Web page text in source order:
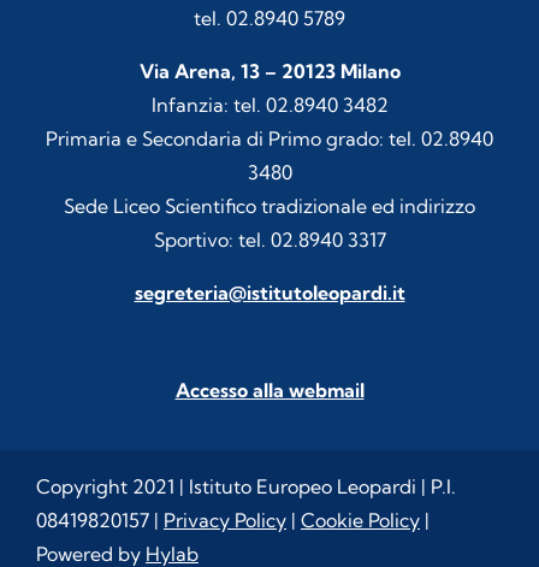
tel. 02.8940 5789
Via Arena, 13 – 20123 Milano
Infanzia: tel. 02.8940 3482
Primaria e Secondaria di Primo grado: tel. 02.8940
3480
Sede Liceo Scientifico tradizionale ed indirizzo
Sportivo: tel. 02.8940 3317
segreteria@istitutoleopardi.it
Accesso alla webmail
Copyright 2021 | Istituto Europeo Leopardi | P.I.
08419820157 | Privacy Policy| Cookie Policy|
Powered by Hylab